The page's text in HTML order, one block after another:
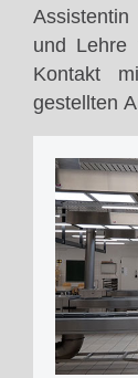
und Lehre
Kontakt
gestellten